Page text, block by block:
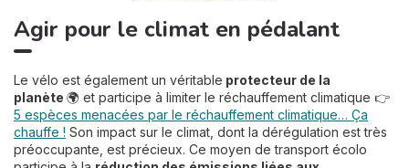
Agir pour le climat en pédalant
Le vélo est également un véritable protecteur de la
planète 🌍 et participe à limiter le réchauffement climatique 👉
5 espèces menacées par le réchauffement climatique… Ça
chauffe ! Son impact sur le climat, dont la dérégulation est très
préoccupante, est précieux. Ce moyen de transport écolo